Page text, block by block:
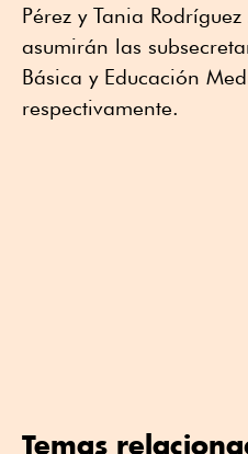
Pérez y Tania
asumirán las
Básica y Educación
respectivamente.
Temas